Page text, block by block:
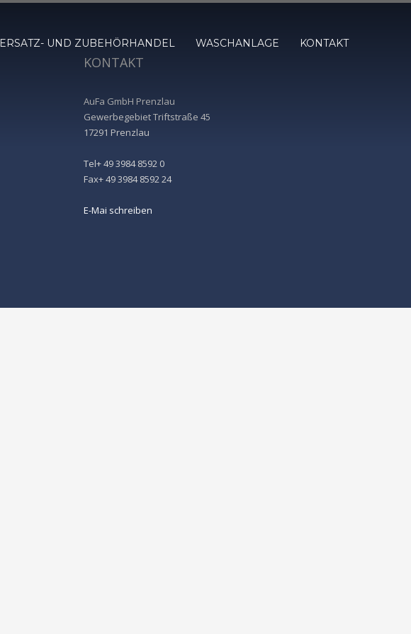
ERSATZ- UND ZUBEHÖRHANDEL WASCHANLAGE KONTAKT
KONTAKT
AuFa GmbH Prenzlau
Gewerbegebiet Triftstraße 45
17291 Prenzlau
Tel+ 49 3984 8592 0
Fax+ 49 3984 8592 24
E-Mai schreiben